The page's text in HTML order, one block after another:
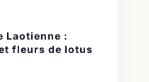
Laotienne :
fleurs de lotus